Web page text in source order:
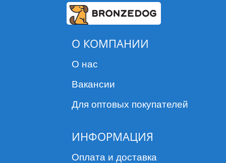
О КОМПАНИИ
О нас
Вакансии
Для оптовых покупателей
ИНФОРМАЦИЯ
Оплата и доставка